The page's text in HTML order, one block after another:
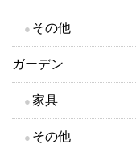
その他
ガーデン
家具
その他